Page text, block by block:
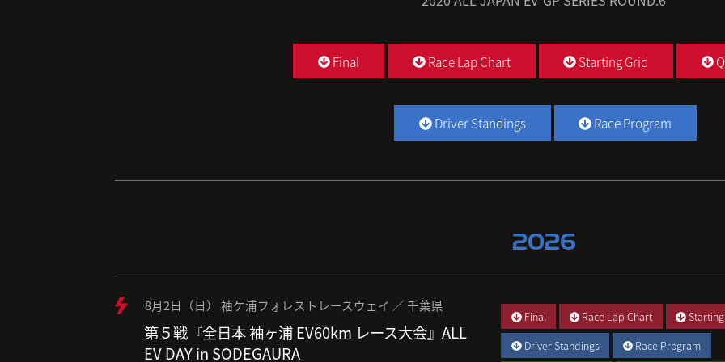
Final Race Lap Chart Starting Grid
Driver Standings Race Program
2026
8月2日（日） 袖ケ浦フォレストレースウェイ ／ 千葉県
第５戦『全日本 袖ヶ浦 EV60km レース大会』ALL
EV DAY in SODEGAURA
Final Race Lap Chart
Driver Standings
Race Program